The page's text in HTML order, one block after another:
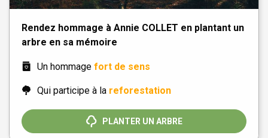
Rendez hommage à Annie COLLET en plantant un
arbre en sa mémoire
Un hommage fort de sens
Qui participe à la reforestation
PLANTER UN ARBRE